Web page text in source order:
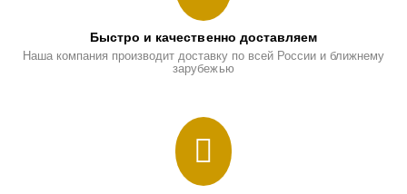
Быстро и качественно доставляем
Наша компания производит доставку по всей России и ближнему
зарубежью